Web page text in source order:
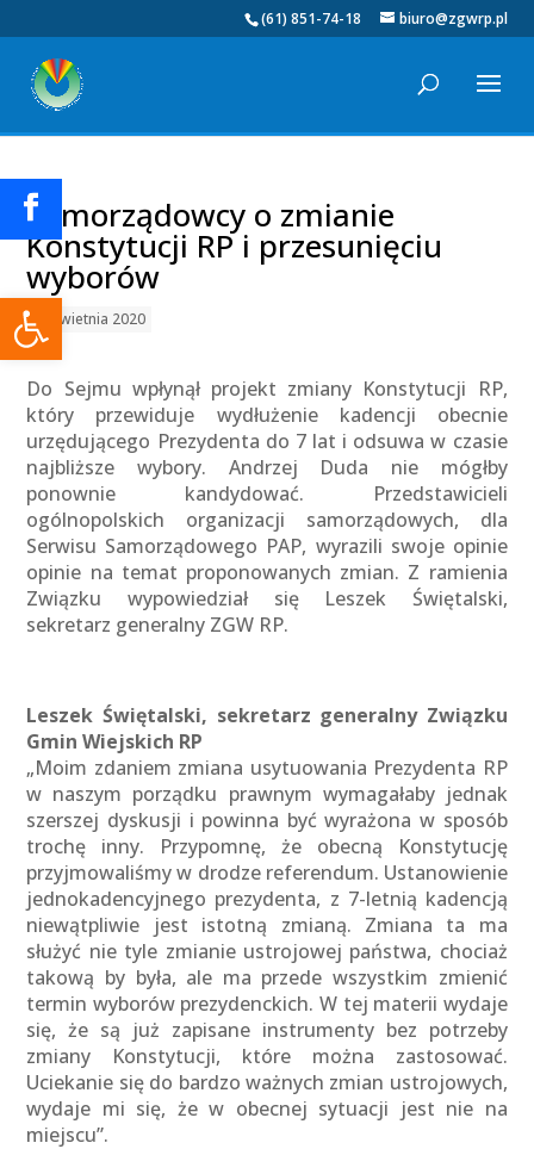
Otwórz pasek narzędzi
(61) 851-74-18 biuro@zgwrp.pl
Samorządowcy o zmianie
Konstytucji RP i przesunięciu
wyborów
17 kwietnia 2020
Do Sejmu wpłynął projekt zmiany Konstytucji RP,
który przewiduje wydłużenie kadencji obecnie
urzędującego Prezydenta do 7 lat i odsuwa w czasie
najbliższe wybory. Andrzej Duda nie mógłby
ponownie kandydować. Przedstawicieli
ogólnopolskich organizacji samorządowych, dla
Serwisu Samorządowego PAP, wyrazili swoje opinie
opinie na temat proponowanych zmian. Z ramienia
Związku wypowiedział się Leszek Świętalski,
sekretarz generalny ZGW RP.
Leszek Świętalski, sekretarz generalny Związku
Gmin Wiejskich RP
„Moim zdaniem zmiana usytuowania Prezydenta RP
w naszym porządku prawnym wymagałaby jednak
szerszej dyskusji i powinna być wyrażona w sposób
trochę inny. Przypomnę, że obecną Konstytucję
przyjmowaliśmy w drodze referendum. Ustanowienie
jednokadencyjnego prezydenta, z 7-letnią kadencją
niewątpliwie jest istotną zmianą. Zmiana ta ma
służyć nie tyle zmianie ustrojowej państwa, chociaż
takową by była, ale ma przede wszystkim zmienić
termin wyborów prezydenckich. W tej materii wydaje
się, że są już zapisane instrumenty bez potrzeby
zmiany Konstytucji, które można zastosować.
Uciekanie się do bardzo ważnych zmian ustrojowych,
wydaje mi się, że w obecnej sytuacji jest nie na
miejscu”.